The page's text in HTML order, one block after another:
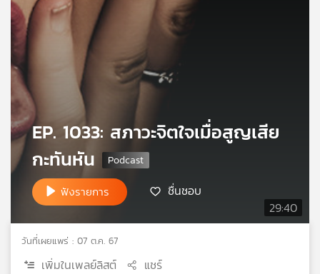
เครือ
ข่าย
วิทยุ
ไทย
พี
บี
เอส
แผนที่
เครือ
29:40
EP. 1033: สภาวะจิตใจเมื่อสูญเสีย
กะทันหัน
ฟังรายการ ชื่นชอบ
วันที่เผยแพร่ : 07 ต.ค. 67
เพิ่มในเพลย์ลิสต์ แชร์